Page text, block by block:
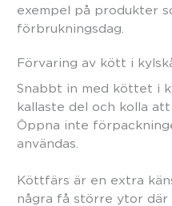
exempel på produkter
förbrukningsdag.
Förvaring av kött i
Snabbt in med köttet i
kallaste del och kolla
Öppna inte
användas.
Köttfärs är en extra
några få större ytor där